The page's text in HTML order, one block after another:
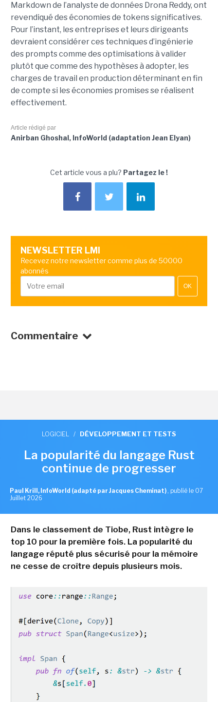
Markdown de l’analyste de données Drona Reddy, ont
revendiqué des économies de tokens significatives.
Pour l’instant, les entreprises et leurs dirigeants
devraient considérer ces techniques d’ingénierie
des prompts comme des optimisations à valider
plutôt que comme des hypothèses à adopter, les
charges de travail en production déterminant en fin
de compte si les économies promises se réalisent
effectivement.
Article rédigé par
Anirban Ghoshal, InfoWorld (adaptation Jean Elyan)
Cet article vous a plu? Partagez le !
NEWSLETTER LMI
Recevez notre newsletter comme plus de 50000
abonnés
OK
Commentaire
LOGICIEL / DÉVELOPPEMENT ET TESTS
La popularité du langage Rust
continue de progresser
Paul Krill, InfoWorld (adapté par Jacques Cheminat) , publié le 07
Juillet 2026
Dans le classement de Tiobe, Rust intègre le
top 10 pour la première fois. La popularité du
langage réputé plus sécurisé pour la mémoire
ne cesse de croître depuis plusieurs mois.